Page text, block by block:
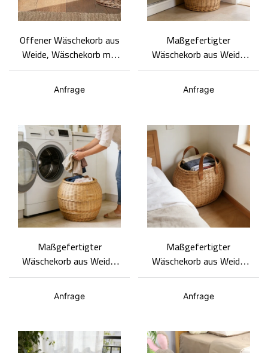
Offener Wäschekorb aus
Weide, Wäschekorb mit
zwei Griffen,
Aufbewahrungskorb für
schmutzige
Wäschekorb aus Weide in
individueller Größe
Anfrage
Maßgefertigter
Wäschekorb aus Weide
mit Griffen,
handgefertigter großer
Aufbewahrungskorb
Anfrage
Maßgefertigter
Wäschekorb aus Weide,
handgefertigt, runder
Aufbewahrungskorb mit
atmungsaktivem
Anfrage
Maßgefertigter
Wäschekorb aus Weide
mit Ledergriffen – Größe
und Futter individuell
anpassbar
Anfrage